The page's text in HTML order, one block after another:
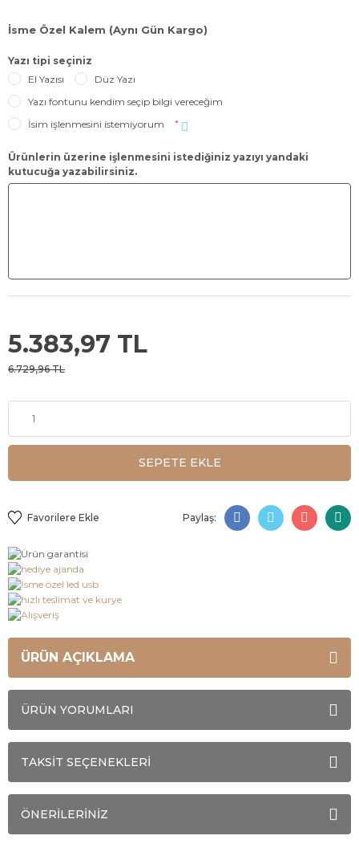
İsme Özel Kalem (Aynı Gün Kargo)
Yazı tipi seçiniz
El Yazısı
Düz Yazı
Yazı fontunu kendim seçip bilgi vereceğim
İsim işlenmesini istemiyorum
*
Ürünlerin üzerine işlenmesini istediğiniz yazıyı yandaki
kutucuğa yazabilirsiniz.
5.383,97 TL
6.729,96 TL
SEPETE EKLE
Paylaş:
ÜRÜN AÇIKLAMA
ÜRÜN YORUMLARI
TAKSİT SEÇENEKLERİ
ÖNERİLERİNİZ